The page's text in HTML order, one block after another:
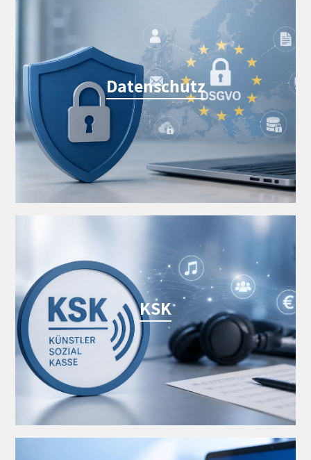
Datenschutz
KSK